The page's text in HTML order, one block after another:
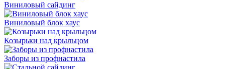
Виниловый сайдинг
Виниловый блок хаус
Козырьки над крыльцом
Заборы из профнастила